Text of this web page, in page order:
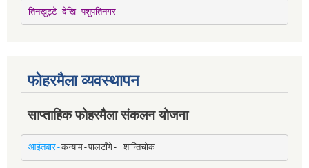
तिनखुट्टे देखि पशुपतिनगर
फोहरमैला व्यवस्थापन
साप्ताहिक फोहरमैला संकलन योजना
आईतबार-कन्याम-पालटाँगे- शान्तिचोक